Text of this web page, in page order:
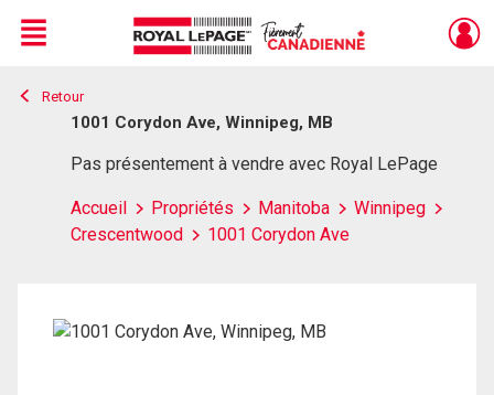
Live
En Direct
Menu
Retour
1001 Corydon Ave, Winnipeg, MB
Pas présentement à vendre avec Royal LePage
Accueil Propriétés Manitoba
Winnipeg
Crescentwood
1001 Corydon Ave